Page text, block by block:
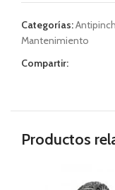
Categorías:
Mantenimiento
Compartir:
Productos